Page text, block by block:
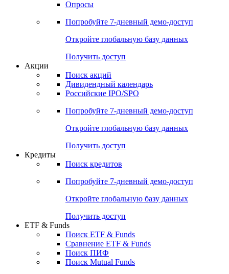
Опросы
Попробуйте 7-дневный демо-доступ
Откройте глобальную базу данных
Получить доступ
Акции
Поиск акций
Дивидендный календарь
Российские IPO/SPO
Попробуйте 7-дневный демо-доступ
Откройте глобальную базу данных
Получить доступ
Кредиты
Поиск кредитов
Попробуйте 7-дневный демо-доступ
Откройте глобальную базу данных
Получить доступ
ETF & Funds
Поиск ETF & Funds
Сравнение ETF & Funds
Поиск ПИФ
Поиск Mutual Funds